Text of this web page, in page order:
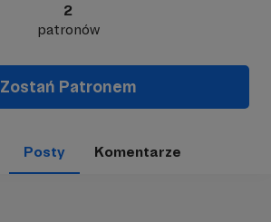
2
patronów
Zostań Patronem
Posty Komentarze